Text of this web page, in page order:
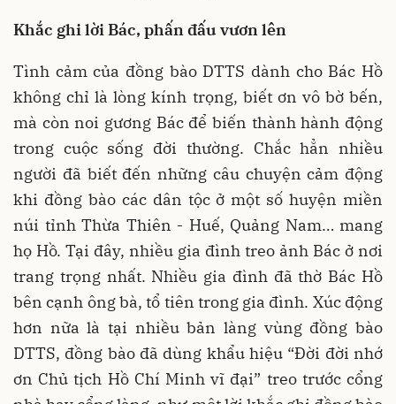
Khắc ghi lời Bác, phấn đấu vươn lên
Tình cảm của đồng bào DTTS dành cho Bác Hồ
không chỉ là lòng kính trọng, biết ơn vô bờ bến,
mà còn noi gương Bác để biến thành hành động
trong cuộc sống đời thường. Chắc hẳn nhiều
người đã biết đến những câu chuyện cảm động
khi đồng bào các dân tộc ở một số huyện miền
núi tỉnh Thừa Thiên - Huế, Quảng Nam… mang
họ Hồ. Tại đây, nhiều gia đình treo ảnh Bác ở nơi
trang trọng nhất. Nhiều gia đình đã thờ Bác Hồ
bên cạnh ông bà, tổ tiên trong gia đình. Xúc động
hơn nữa là tại nhiều bản làng vùng đồng bào
DTTS, đồng bào đã dùng khẩu hiệu “Đời đời nhớ
ơn Chủ tịch Hồ Chí Minh vĩ đại” treo trước cổng